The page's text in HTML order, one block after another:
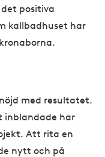
positiva
kallbadhuset har
med resultatet.
inblandade har
Att rita en
nytt och på